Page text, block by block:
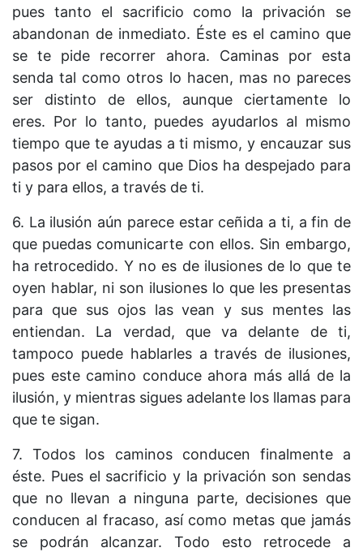
pues tanto el sacrificio como la privación se
abandonan de inmediato. Éste es el camino que
se te pide recorrer ahora. Caminas por esta
senda tal como otros lo hacen, mas no pareces
ser distinto de ellos, aunque ciertamente lo
eres. Por lo tanto, puedes ayudarlos al mismo
tiempo que te ayudas a ti mismo, y encauzar sus
pasos por el camino que Dios ha despejado para
ti y para ellos, a través de ti.
6. La ilusión aún parece estar ceñida a ti, a fin de
que puedas comunicarte con ellos. Sin embargo,
ha retrocedido. Y no es de ilusiones de lo que te
oyen hablar, ni son ilusiones lo que les presentas
para que sus ojos las vean y sus mentes las
entiendan. La verdad, que va delante de ti,
tampoco puede hablarles a través de ilusiones,
pues este camino conduce ahora más allá de la
ilusión, y mientras sigues adelante los llamas para
que te sigan.
7. Todos los caminos conducen finalmente a
éste. Pues el sacrificio y la privación son sendas
que no llevan a ninguna parte, decisiones que
conducen al fracaso, así como metas que jamás
se podrán alcanzar. Todo esto retrocede a